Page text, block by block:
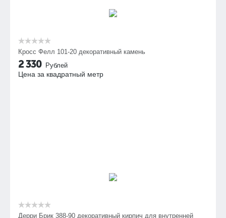
Кросс Фелл 101-20 декоративный камень
2 330 Рублей
Цена за квадратный метр
Дерри Брик 388-90 декоративный кирпич для внутренней